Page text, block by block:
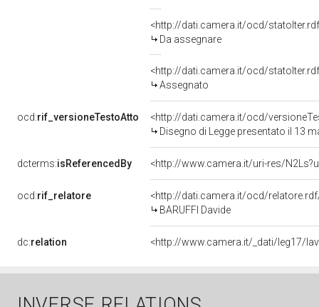
<http://dati.camera.it/ocd/
Da assegnare
<http://dati.camera.it/ocd/
Assegnato
ocd:rif_versioneTestoAtto
<http://dati.camera.it/ocd/
Disegno di Legge presentato il 13
dcterms:isReferencedBy <http://www.camera.it/uri-res/
ocd:rif_relatore
<http://dati.camera.it/ocd/
BARUFFI Davide
dc:relation <http://www.camera.it/_dati/leg17/